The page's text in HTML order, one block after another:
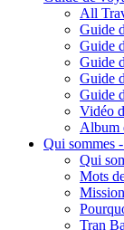
All
Guide
Guide
Guide
Guide
Guide
Vidéo
Album
Qui sommes
Qui
Mots
Tran